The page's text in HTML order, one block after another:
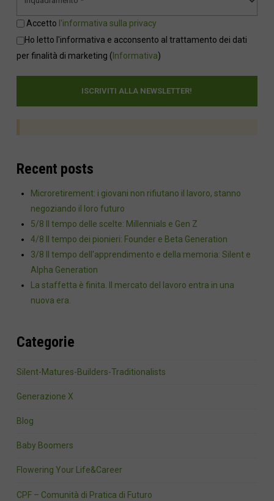
Accetto l'informativa sulla privacy
Ho letto l'informativa e acconsento al trattamento dei dati
per finalità di marketing ( Informativa)
Recent posts
Microretirement: i giovani non rifiutano il lavoro, stanno
negoziando il loro futuro
5/8 Il tempo delle scelte: Millennials e Gen Z
4/8 Il tempo dei pionieri: Founder e Beta Generation
3/8 Il tempo dell'apprendimento e della memoria: Silent e
Alpha Generation
La staffetta è finita. Il mercato del lavoro entra in una
nuova era.
Categorie
Silent-Matures-Builders-Traditionalists
Generazione X
Blog
Baby Boomers
Flowering Your Life&Career
CPF – Comunità di Pratica di Futuro